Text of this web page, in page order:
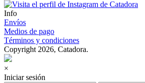
Info
Envíos
Medios de pago
Términos y condiciones
Copyright 2026, Catadora.
×
Iniciar sesión